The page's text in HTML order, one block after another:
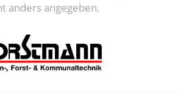
anders angegeben.